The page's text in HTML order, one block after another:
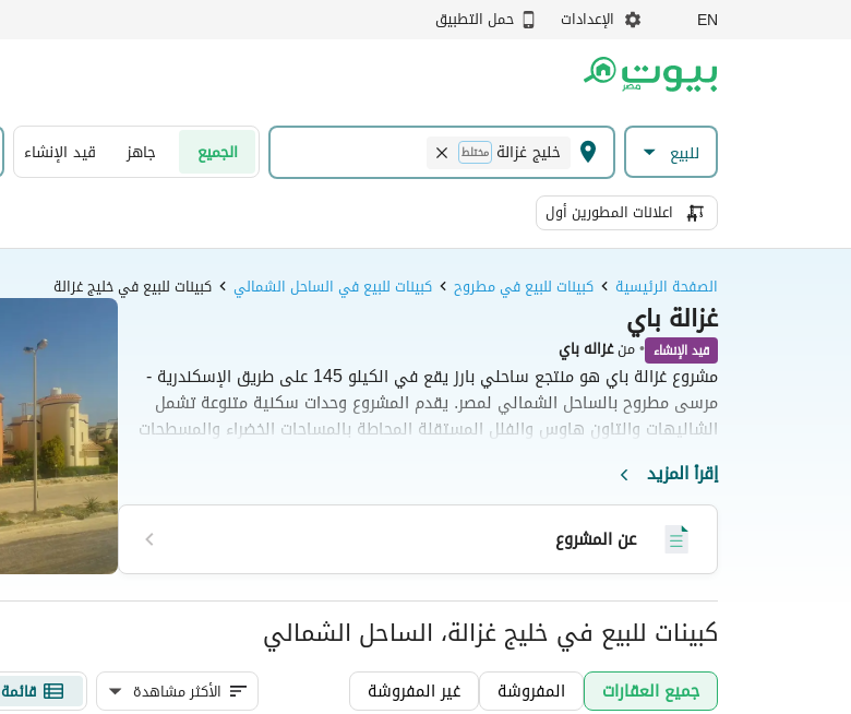
EN الإعدادات حمل التطبيق
للبيع خليج غزالة مختلط الجميع جاهز قيد الإنشاء
اعلانات المطورين أول
الصفحة الرئيسية كبينات للبيع في مطروح كبينات للبيع في الساحل الشمالي كبينات للبيع في خليج غزالة
غزالة باي
قيد الإنشاء •منغزاله باي
مشروع غزالة باي هو منتجع ساحلي بارز يقع في الكيلو 145 على طريق الإسكندرية -
مرسى مطروح بالساحل الشمالي لمصر. يقدم المشروع وحدات سكنية متنوعة تشمل
الشاليهات والتاون هاوس والفلل المستقلة المحاطة بالمساحات الخضراء والمسطحات
مائية ونادٍ صحي، إلى جانب موقع استراتيجي يربطه بأهم المعالم الساحلية، مما يجعله
خياراً مثالياً للاستجمام أو الاستثمار.
إقرأ المزيد
عن المشروع
عقارات
كبينات للبيع في خليج غزالة، الساحل الشمالي
جميع العقارات المفروشة غير المفروشة الأكثر مشاهدة قائمة